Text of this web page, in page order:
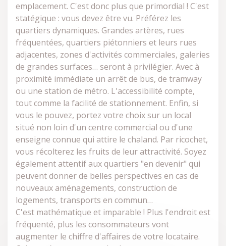
emplacement. C'est donc plus que primordial ! C'est
statégique : vous devez être vu. Préférez les
quartiers dynamiques. Grandes artères, rues
fréquentées, quartiers piétonniers et leurs rues
adjacentes, zones d'activités commerciales, galeries
de grandes surfaces… seront à privilégier. Avec à
proximité immédiate un arrêt de bus, de tramway
ou une station de métro. L'accessibilité compte,
tout comme la facilité de stationnement. Enfin, si
vous le pouvez, portez votre choix sur un local
situé non loin d'un centre commercial ou d'une
enseigne connue qui attire le chaland. Par ricochet,
vous récolterez les fruits de leur attractivité. Soyez
également attentif aux quartiers "en devenir" qui
peuvent donner de belles perspectives en cas de
nouveaux aménagements, construction de
logements, transports en commun…
C'est mathématique et imparable ! Plus l'endroit est
fréquenté, plus les consommateurs vont
augmenter le chiffre d'affaires de votre locataire.